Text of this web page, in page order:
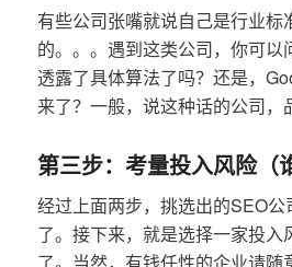
有些公司张嘴就说自己是行业标
的。。。遇到这类公司，你可以
透露了具体算法了吗？还是，
来了？一般，说这种话的公司，
第三步：考量投入风险（
经过上面两步，挑选出的SEO
了。接下来，就是选择一家投入